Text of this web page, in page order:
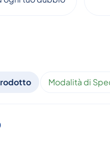
Modalità di